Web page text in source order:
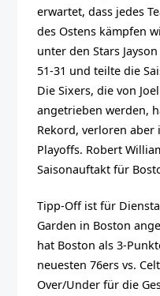
erwartet, dass jedes
des Ostens kämpfen
unter den Stars
51-31 und teilte die
Die Sixers, die von
angetrieben werden,
Rekord, verloren aber
Playoffs. Robert
Saisonauftakt für
Tipp-Off ist für
Garden in Boston
hat Boston als 3-
neuesten 76ers vs.
Over/Under für die